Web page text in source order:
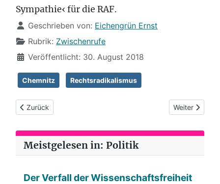
Sympathie‹ für die RAF.
Details
Geschrieben von: Eichengrün Ernst
Rubrik: Zwischenrufe
Veröffentlicht: 30. August 2018
Chemnitz Rechtsradikalismus
Vorheriger Beitrag: Kuschelpädagogik
Zurück Nächster
Weiter
Meistgelesen in: Politik
Der Verfall der Wissenschaftsfreiheit